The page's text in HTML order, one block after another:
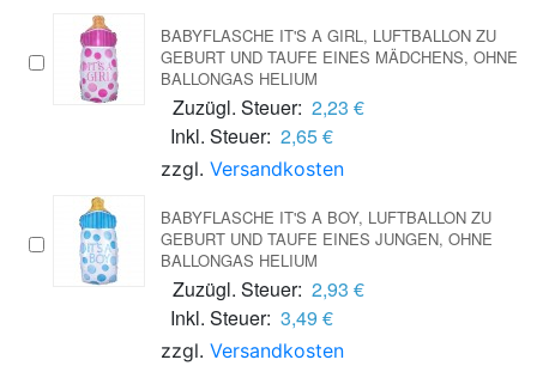
BABYFLASCHE IT'S A GIRL, LUFTBALLON ZU
GEBURT UND TAUFE EINES MÄDCHENS, OHNE
BALLONGAS HELIUM
Zuzügl. Steuer: 2,23 €
Inkl. Steuer: 2,65 €
zzgl. Versandkosten
BABYFLASCHE IT'S A BOY, LUFTBALLON ZU
GEBURT UND TAUFE EINES JUNGEN, OHNE
BALLONGAS HELIUM
Zuzügl. Steuer: 2,93 €
Inkl. Steuer: 3,49 €
zzgl. Versandkosten